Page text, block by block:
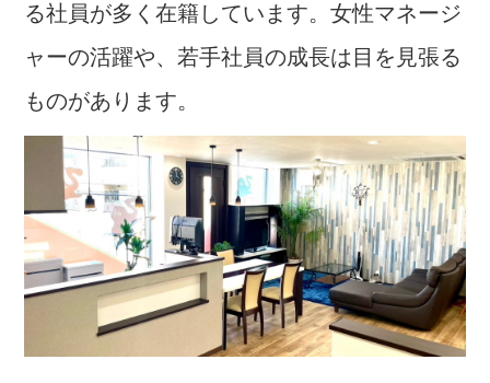
る社員が多く在籍しています。女性マネージ
ャーの活躍や、若手社員の成長は目を見張る
ものがあります。